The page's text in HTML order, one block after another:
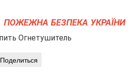
ПОЖЕЖНА БЕЗПЕКА УКРАЇНИ
Поделиться